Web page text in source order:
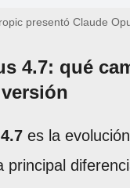
presentó Claude
4.7: qué
es la
principal